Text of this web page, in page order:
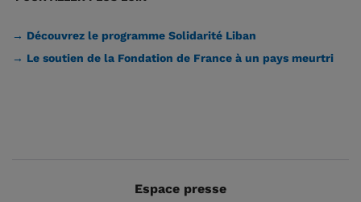
→ Découvrez le programme Solidarité Liban
→ Le soutien de la Fondation de France à un pays meurtri
Espace presse